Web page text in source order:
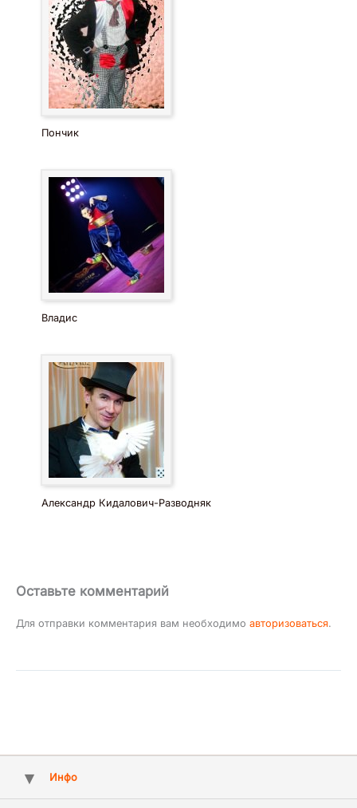
Пончик
Владис
Александр Кидалович-Разводняк
Оставьте комментарий
Для отправки комментария вам необходимо авторизоваться.
Инфо